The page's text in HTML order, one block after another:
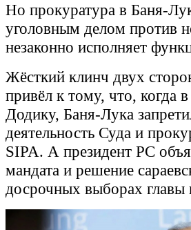
Но прокуратура в Баня-
уголовным делом против
незаконно исполняет
Жёсткий клинч двух
привёл к тому, что, когда
Додику, Баня-Лука
деятельность Суда и
SIPA. А президент РС
мандата и решение
досрочных выборах главы